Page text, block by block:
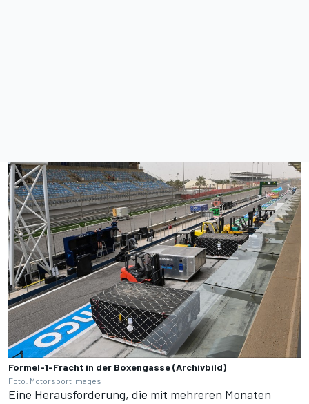
Formel-1-Fracht in der Boxengasse (Archivbild)
Foto: Motorsport Images
Eine Herausforderung, die mit mehreren Monaten